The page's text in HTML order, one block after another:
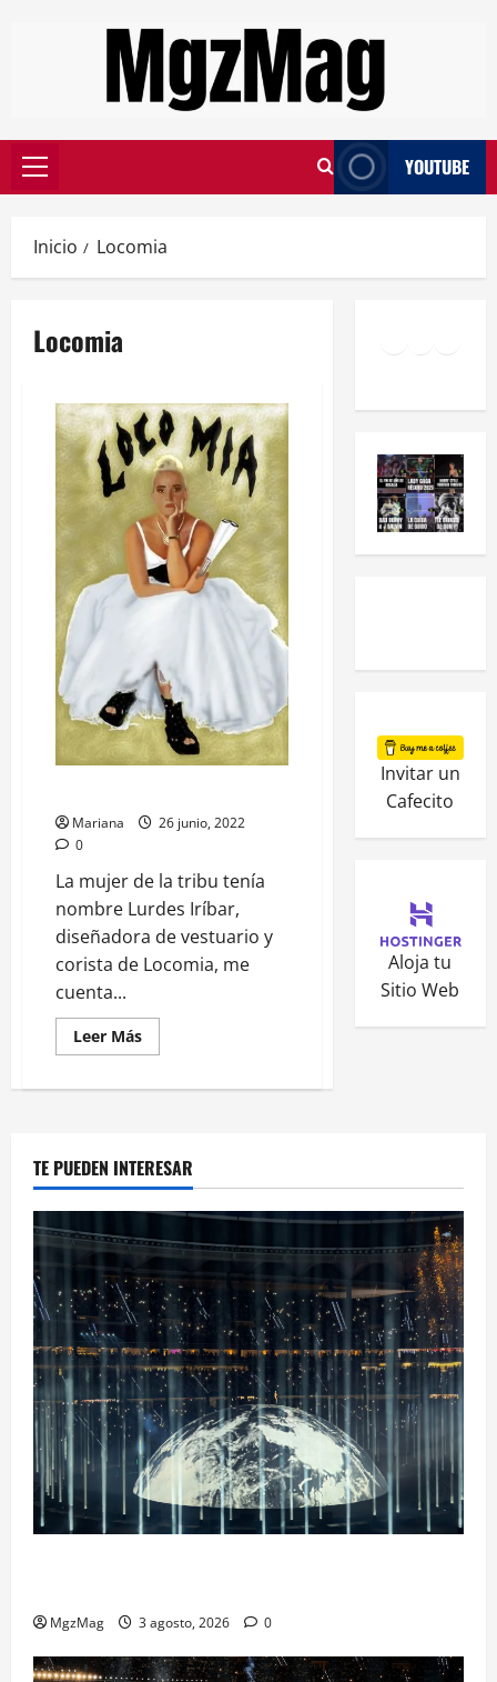
YOUTUBE
Inicio Locomia
Locomia
Mariana
26 junio, 2022
0
La mujer de la tribu tenía
nombre Lurdes Iríbar,
diseñadora de vestuario y
corista de Locomia, me
cuenta...
Leer Más
Invitar un
Cafecito
Aloja tu
Sitio Web
TE PUEDEN INTERESAR
MgzMag 3 agosto, 2026 0